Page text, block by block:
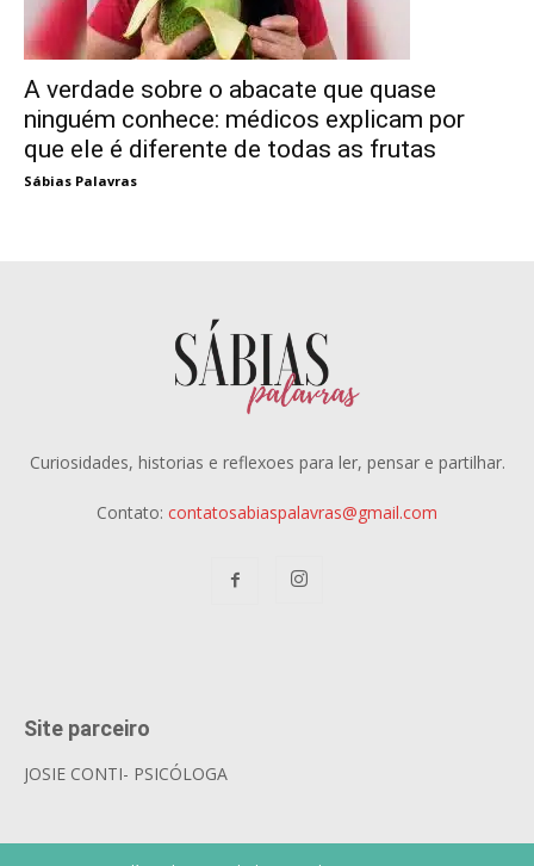
A verdade sobre o abacate que quase
ninguém conhece: médicos explicam por
que ele é diferente de todas as frutas
Sábias Palavras
Curiosidades, historias e reflexoes para ler, pensar e partilhar.
Contato: contatosabiaspalavras@gmail.com
Site parceiro
JOSIE CONTI- PSICÓLOGA